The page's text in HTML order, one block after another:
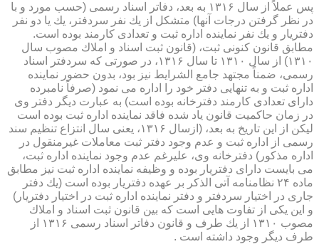
پس عملاً از سال ۱۳۱۶ به بعد، دفاتر اسناد رسمی (حسب مورد و با
در نظر گرفتن درجات آنها) متشكل از یك نفر سردفتر، یك یا دو نفر
دفتریار و یك نفر نماینده اداره ثبت و تعدادی كارمند بوده است.
مطابق قانون كنونی ثبت، (قانون ثبت اسناد و املاك مصوب سال
۱۳۱۰) از سال ۱۳۱۰ تا سال ۱۳۱۶، در صورتی كه سردفتر اسناد
رسمی، ضمناً مجتهد جامع الشرایط نیز بود، بدون حضور نماینده
اداره ثبت و به تنهایی دفتر خود را اداره می نمود (صرفاً نامبرده
دارای تعدادی كارمند دفترخانه بوده است) به عبارت دیگر دفتر وی
در زمان حاكمیت قانون یاد شده فاقد نماینده اداره ثبت بوده است
لیكن از این تاریخ به بعد، (ازسال ۱۳۱۶، یعنی سال انتزاع تنظیم سند
رسمی از اداره ثبت و عدم وجود دفتر ثبت معاملات غیرمنقول در
اداره مذكور) دفترخانه وی، علیرغم عدم وجود نماینده اداره ثبت،
می بایست دارای دفتریار بوده و وظیفه نماینده اداره ثبت نیز مطابق
ماده ۲۴ نظامنامه آتی الذكر بر عهده دفتریار بوده است (یك دفتر
جاری در اختیار سردفتر و دفتر نماینده اداره ثبت در اختیار دفتریار)
و این یكی از تفاوت هایی است كه بین قانون ثبت اسناد و املاك
مصوب ۱۳۱۰ از یك طرف و قانون دفاتر اسناد رسمی ۱۳۱۶ از
طرف دیگر وجود داشته است .